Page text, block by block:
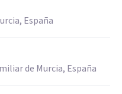
España
de Murcia, España